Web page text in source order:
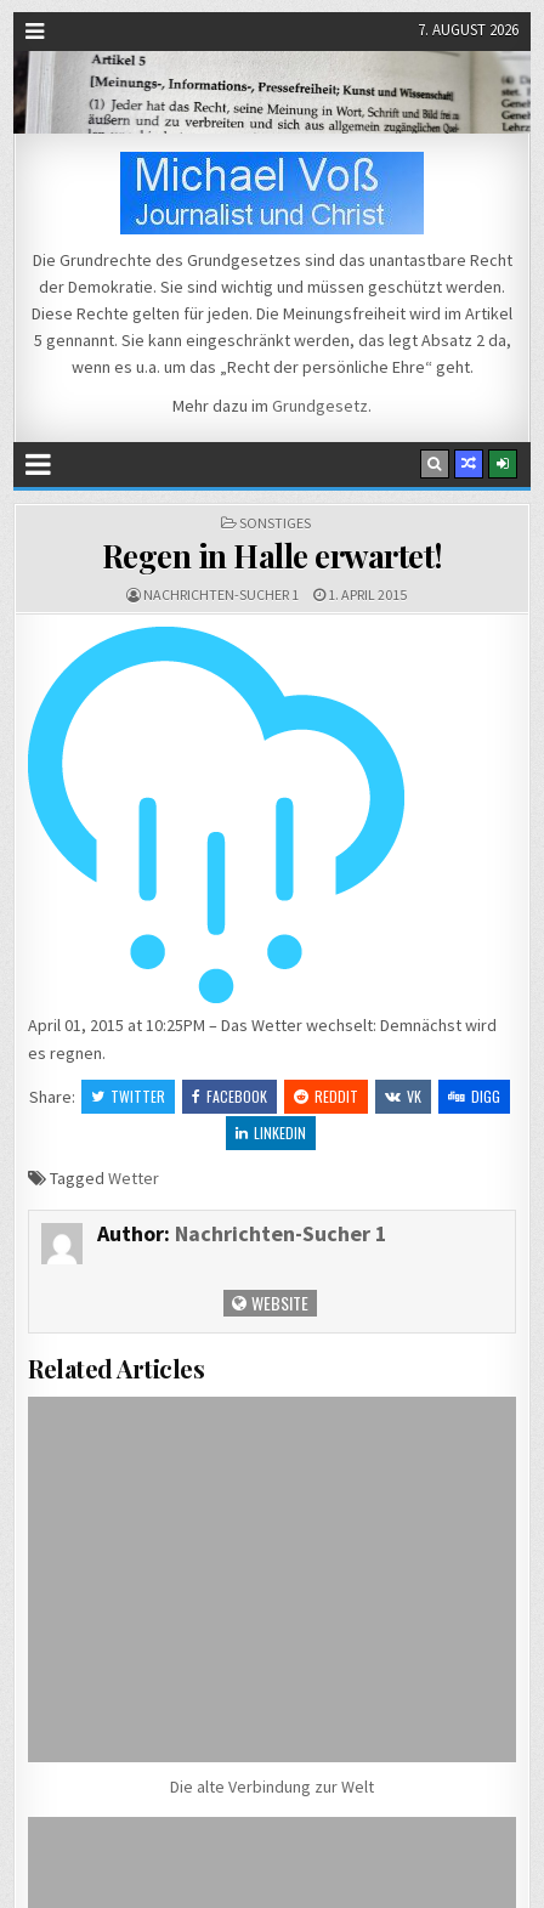
7. AUGUST 2026
Michael Voß
Die Grundrechte des Grundgesetzes sind das unantastbare Recht
der Demokratie. Sie sind wichtig und müssen geschützt werden.
Diese Rechte gelten für jeden. Die Meinungsfreiheit wird im Artikel
5 gennannt. Sie kann eingeschränkt werden, das legt Absatz 2 da,
wenn es u.a. um das „Recht der persönliche Ehre“ geht.
Mehr dazu im Grundgesetz.
POSTED
SONSTIGES
Regen in Halle erwartet!
NACHRICHTEN-SUCHER 1 1. APRIL 2015
April 01, 2015 at 10:25PM – Das Wetter wechselt: Demnächst wird
es regnen.
Share:
TWITTER FACEBOOK REDDIT VK
DIGG
LINKEDIN
TaggedWetter
Author: Nachrichten-Sucher 1
WEBSITE
Related Articles
Die alte Verbindung zur Welt